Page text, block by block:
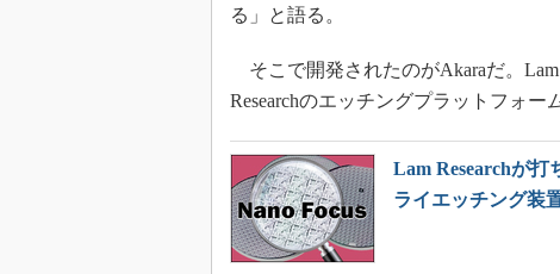
る」と語る。
そこで開発されたのがAkaraだ。Lam
Researchのエッチングプラットフォー
Lam Researchが打
ライエッチング装